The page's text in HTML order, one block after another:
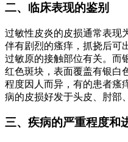
二、临床表现的鉴别
过敏性皮炎的皮损通常表现
伴有剧烈的瘙痒，抓挠后可
过敏原的接触部位有关。而
红色斑块，表面覆盖有银白
程度因人而异，有的患者瘙
病的皮损好发于头皮、肘部
三、疾病的严重程度和